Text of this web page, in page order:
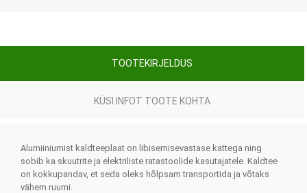
TOOTEKIRJELDUS
KÜSI INFOT TOOTE KOHTA
Alumiiniumist kaldteeplaat on libisemisevastase kattega ning
sobib ka skuutrite ja elektriliste ratastoolide kasutajatele. Kaldtee
on kokkupandav, et seda oleks hõlpsam transportida ja võtaks
vähem ruumi.